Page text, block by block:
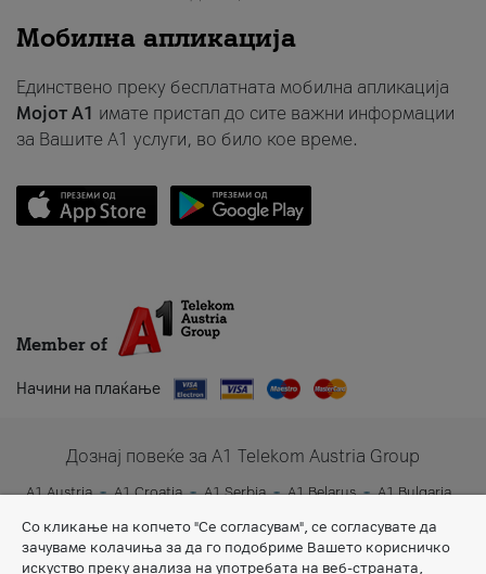
Мобилна апликација
Единствено преку бесплатната мобилна апликација
Мојот A1 имате пристап до сите важни информации
за Вашите A1 услуги, во било кое време.
Member of
Начини на плаќање
Дознај повеќе за A1 Telekom Austria Group
A1 Austria A1 Croatia A1 Serbia A1 Belarus
A1 Bulgaria
Со кликање на копчето "Се согласувам", се согласувате да
зачуваме колачиња за да го подобриме Вашето корисничко
искуство преку анализа на употребата на веб-страната,